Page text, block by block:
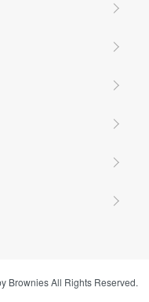
Brownies All Rights Reserved.